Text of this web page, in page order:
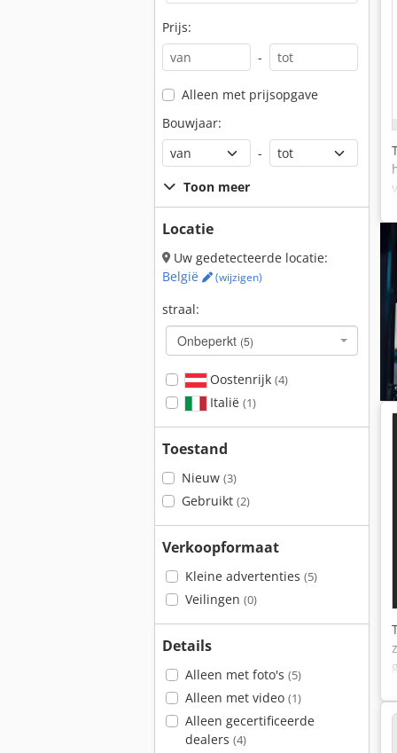
Prijs:
-
Alleen met prijsopgave
Bouwjaar:
-
Toon meer
Locatie
Uw gedetecteerde locatie:
België
(wijzigen)
straal:
Onbeperkt (5)
Oostenrijk (4)
Italië (1)
Toestand
Nieuw (3)
Gebruikt (2)
Verkoopformaat
Kleine advertenties (5)
Veilingen (0)
Details
Alleen met foto's (5)
Alleen met video (1)
Alleen gecertificeerde
dealers (4)